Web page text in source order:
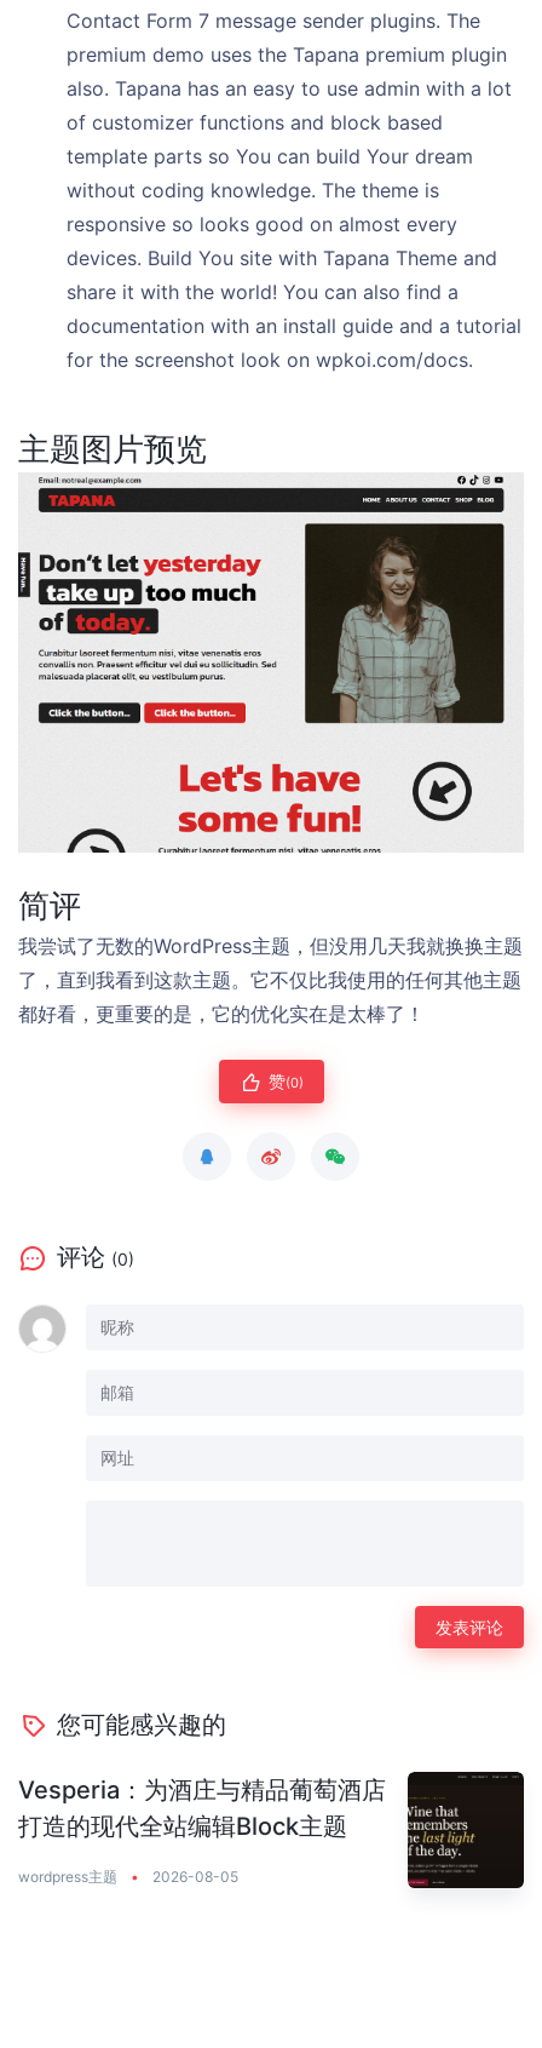
Contact Form 7 message sender plugins. The
premium demo uses the Tapana premium plugin
also. Tapana has an easy to use admin with a lot
of customizer functions and block based
template parts so You can build Your dream
without coding knowledge. The theme is
responsive so looks good on almost every
devices. Build You site with Tapana Theme and
share it with the world! You can also find a
documentation with an install guide and a tutorial
for the screenshot look on wpkoi.com/docs.
主题图片预览
简评
我尝试了无数的WordPress主题，但没用几天我就换换主题
了，直到我看到这款主题。它不仅比我使用的任何其他主题
都好看，更重要的是，它的优化实在是太棒了！
赞(0)
评论 (0)
您可能感兴趣的
Vesperia：为酒庄与精品葡萄酒店
打造的现代全站编辑Block主题
wordpress主题 • 2026-08-05